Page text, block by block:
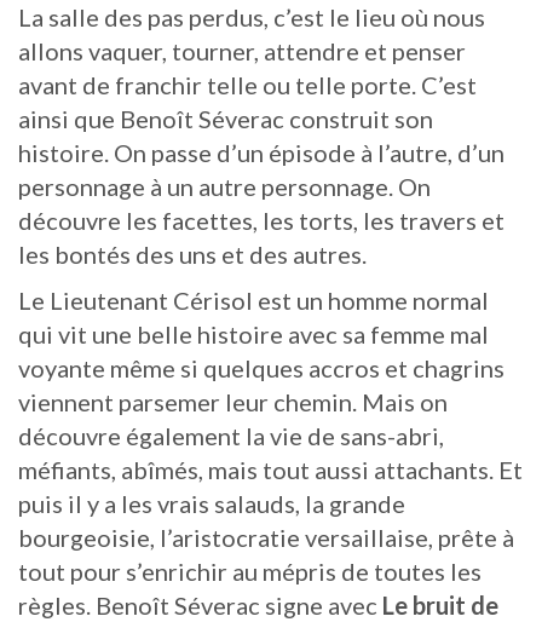
La salle des pas perdus, c’est le lieu où nous
allons vaquer, tourner, attendre et penser
avant de franchir telle ou telle porte. C’est
ainsi que Benoît Séverac construit son
histoire. On passe d’un épisode à l’autre, d’un
personnage à un autre personnage. On
découvre les facettes, les torts, les travers et
les bontés des uns et des autres.
Le Lieutenant Cérisol est un homme normal
qui vit une belle histoire avec sa femme mal
voyante même si quelques accros et chagrins
viennent parsemer leur chemin. Mais on
découvre également la vie de sans-abri,
méfiants, abîmés, mais tout aussi attachants. Et
puis il y a les vrais salauds, la grande
bourgeoisie, l’aristocratie versaillaise, prête à
tout pour s’enrichir au mépris de toutes les
règles. Benoît Séverac signe avec Le bruit de